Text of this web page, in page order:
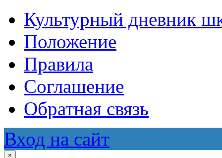
Культурный дневник
Положение
Правила
Соглашение
Обратная связь
Вход на сайт
×